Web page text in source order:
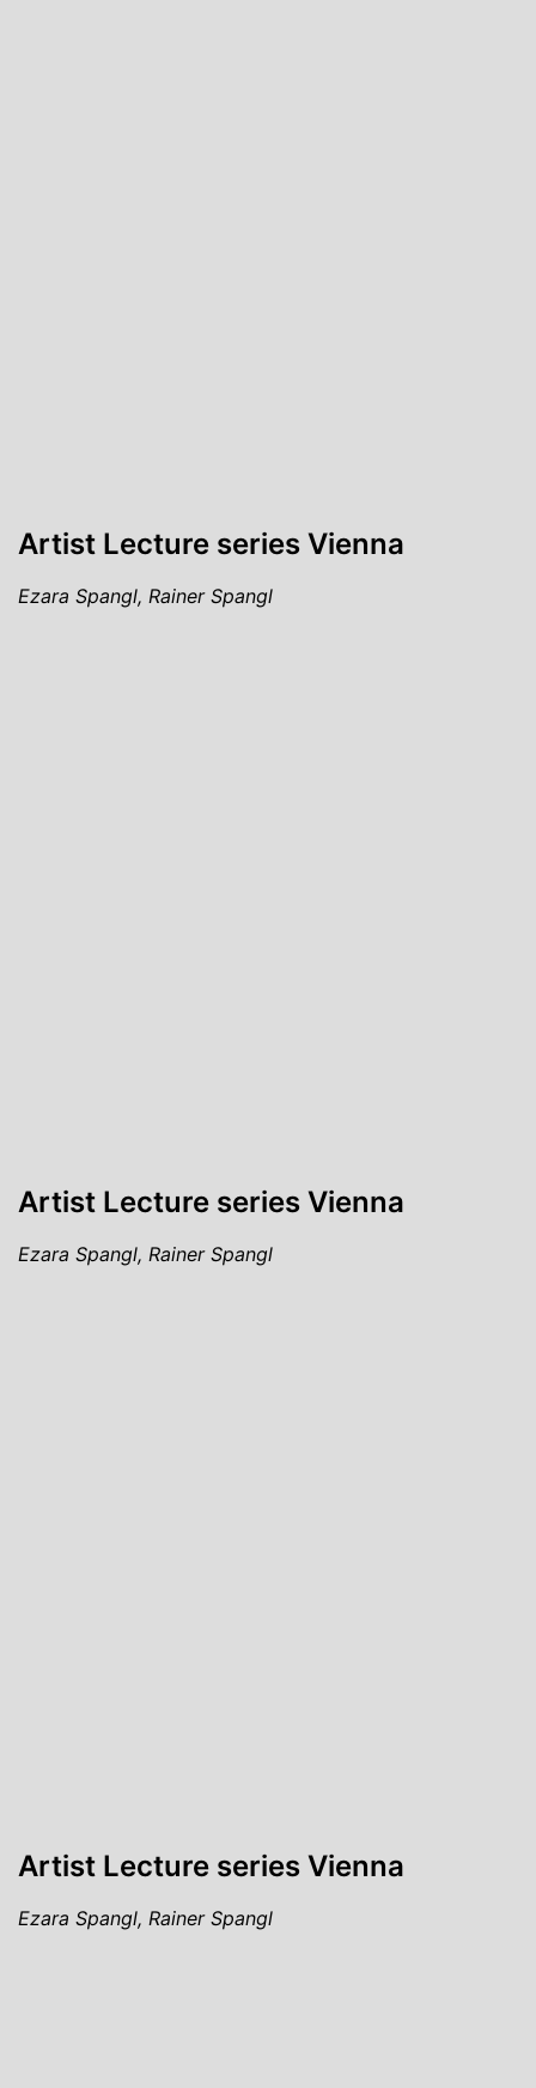
Artist Lecture series Vienna
Ezara Spangl, Rainer Spangl
Artist Lecture series Vienna
Ezara Spangl, Rainer Spangl
Artist Lecture series Vienna
Ezara Spangl, Rainer Spangl